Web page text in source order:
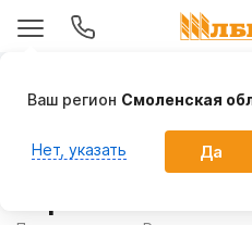
Трубка
Ваш регион Смоленская
Нет, указать Да